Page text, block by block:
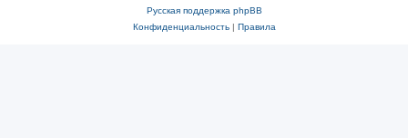
Русская поддержка phpBB
Конфиденциальность| Правила